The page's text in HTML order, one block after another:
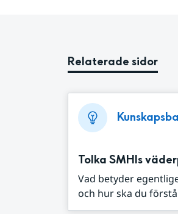
Relaterade sidor
Tolka SMHIs
Vad betyder
och hur ska du